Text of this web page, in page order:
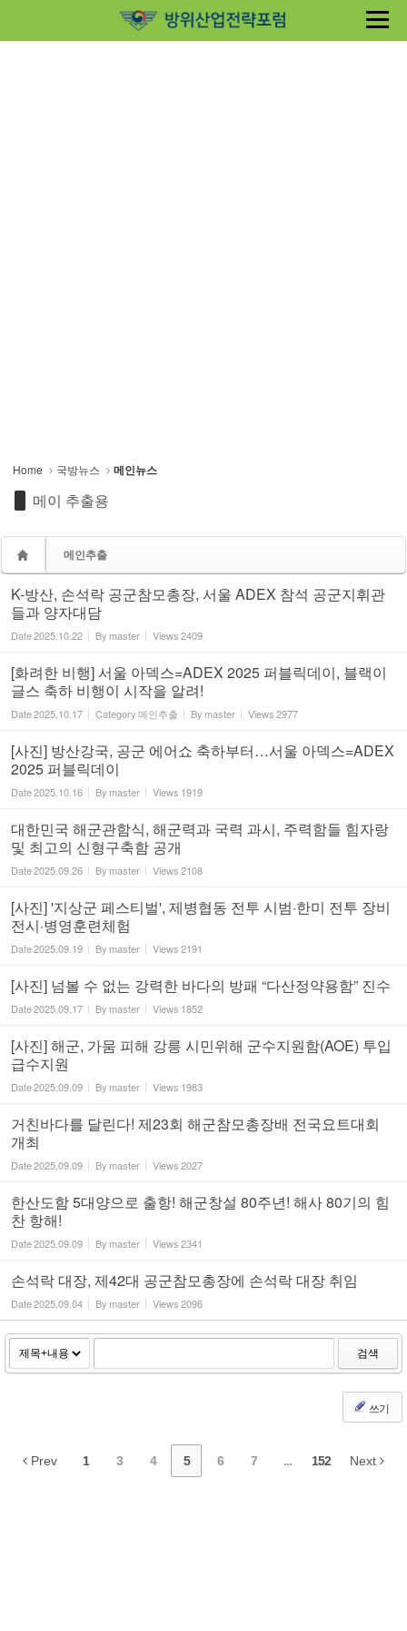
Home 국방뉴스 메인뉴스
메이 추출용
메인추출
K-방산, 손석락 공군참모총장, 서울 ADEX 참석 공군지휘관
들과 양자대담
Date2025.10.22 Bymaster Views2409
[화려한 비행] 서울 아덱스=ADEX 2025 퍼블릭데이, 블랙이
글스 축하 비행이 시작을 알려!
Date2025.10.17 Category메인추출 Bymaster Views2977
[사진] 방산강국, 공군 에어쇼 축하부터…서울 아덱스=ADEX
2025 퍼블릭데이
Date2025.10.16 Bymaster Views 1919
대한민국 해군관함식, 해군력과 국력 과시, 주력함들 힘자랑
및 최고의 신형구축함 공개
Date2025.09.26 Bymaster Views2108
[사진] '지상군 페스티벌', 제병협동 전투 시범·한미 전투 장비
전시·병영훈련체험
Date2025.09.19 Bymaster Views2191
[사진] 넘볼 수 없는 강력한 바다의 방패 “다산정약용함” 진수
Date2025.09.17 Bymaster Views 1852
[사진] 해군, 가뭄 피해 강릉 시민위해 군수지원함(AOE) 투입
급수지원
Date2025.09.09 Bymaster Views 1983
거친바다를 달린다! 제23회 해군참모총장배 전국요트대회
개최
Date2025.09.09 Bymaster Views2027
한산도함 5대양으로 출항! 해군창설 80주년! 해사 80기의 힘
찬 항해!
Date2025.09.09 Bymaster Views2341
손석락 대장, 제42대 공군참모총장에 손석락 대장 취임
Date2025.09.04 Bymaster Views2096
검색
쓰기
Prev 1 3 4 5 6 7 ... 152 Next